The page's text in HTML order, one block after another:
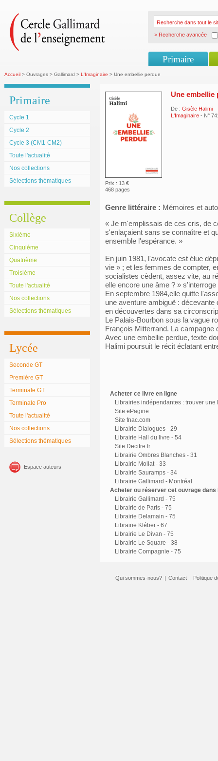
> Recherche avancée
Primaire
Accueil > Ouvrages > Gallimard > L'Imaginaire > Une embellie perdue
Primaire
Cycle 1
Cycle 2
Cycle 3 (CM1-CM2)
Toute l'actualité
Nos collections
Sélections thématiques
Collège
Sixième
Cinquième
Quatrième
Troisième
Toute l'actualité
Nos collections
Sélections thématiques
Lycée
Seconde GT
Première GT
Terminale GT
Terminale Pro
Toute l'actualité
Nos collections
Sélections thématiques
Espace auteurs
Prix : 13 €
468 pages
Une embellie
De : Gisèle Halimi
L'Imaginaire - N°
Genre littéraire : Mémoires et
« Je m'emplissais de ces cris, de
s'enlaçaient sans se connaître et
ensemble l'espérance. »
En juin 1981, l'avocate est élue
vie » ; et les femmes de compter,
socialistes cèdent, assez vite, au
elle encore une âme ? »
En septembre 1984,elle quitte
une aventure ambiguë :
en découvertes dans sa
Le Palais-Bourbon sous la vague
François Mitterrand. La
Avec une embellie perdue, texte
Halimi poursuit le récit éclatant
Acheter ce livre en ligne
Librairies indépendantes : trouver une
Site ePagine
Site fnac.com
Librairie Dialogues - 29
Librairie Hall du livre - 54
Site Decitre.fr
Librairie Ombres Blanches - 31
Librairie Mollat - 33
Librairie Sauramps - 34
Librairie Gallimard - Montréal
Acheter ou réserver cet ouvrage
Librairie Gallimard - 75
Librairie de Paris - 75
Librairie Delamain - 75
Librairie Kléber - 67
Librairie Le Divan - 75
Librairie Le Square - 38
Librairie Compagnie - 75
Qui sommes-nous? | Contact | Politique